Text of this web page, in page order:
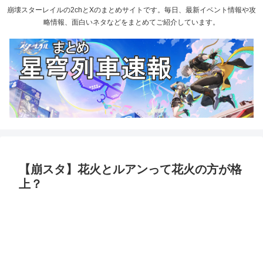
崩壊スターレイルの2chとXのまとめサイトです。毎日、最新イベント情報や攻
略情報、面白いネタなどをまとめてご紹介しています。
【崩スタ】花火とルアンって花火の方が格
上？